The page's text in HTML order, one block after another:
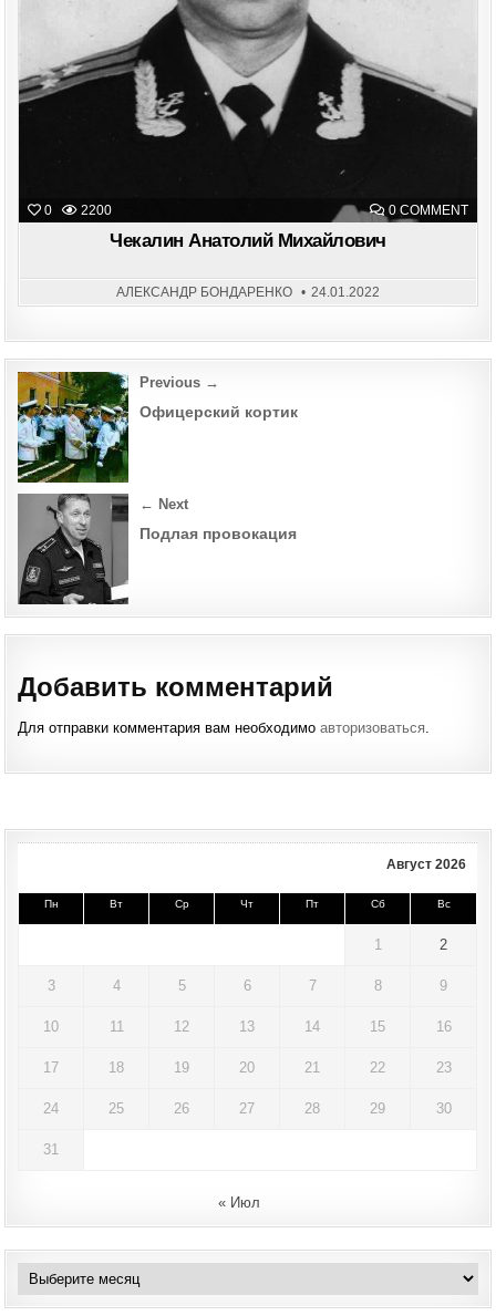
0 2200 0 COMMENTON
Чекалин Анатолий Михайлович
АЛЕКСАНДР БОНДАРЕНКО 24.01.2022
Post
navigation
Previous →
Офицерский кортик
← Next
Подлая провокация
Добавить комментарий
Для отправки комментария вам необходимоавторизоваться
Август 2026
Пн Вт Ср Чт Пт Сб Вс
1 2
3 4 5 6 7 8 9
10 11 12 13 14 15 16
17 18 19 20 21 22 23
24 25 26 27 28 29 30
31
« Июл
Архивы